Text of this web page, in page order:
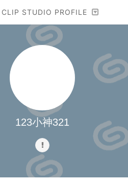
CLIP STUDIO PROFILE
123小神321